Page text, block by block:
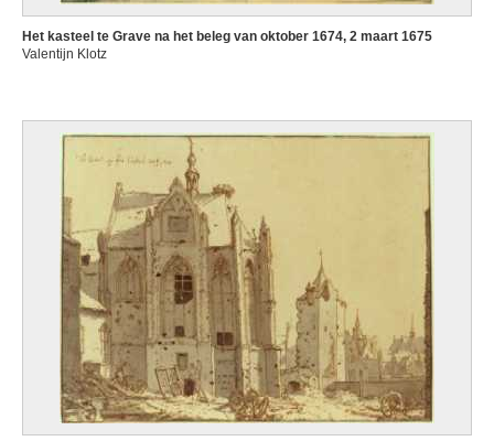
Het kasteel te Grave na het beleg van oktober 1674, 2 maart 1675
Valentijn Klotz